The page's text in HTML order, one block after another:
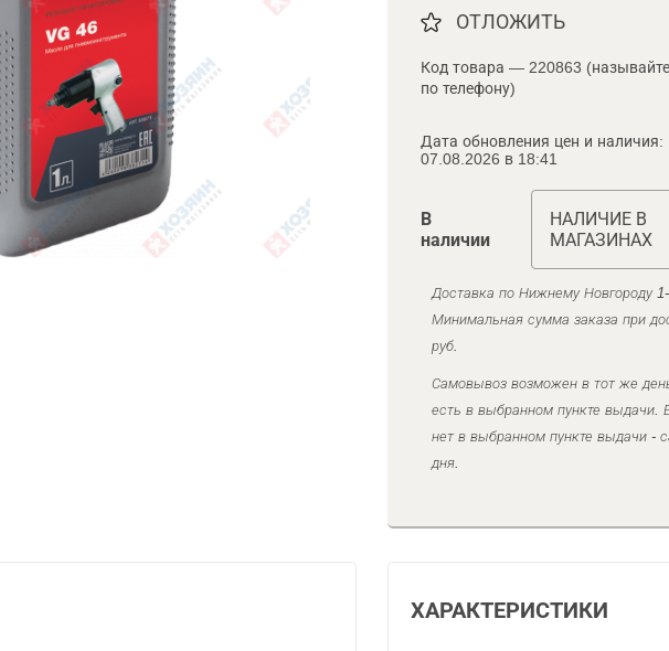
ОТЛОЖИТЬ
Код товара — 220863
по телефону)
Дата обновления цен и наличия:
07.08.2026 в 18:41
В
наличии
НАЛИЧИЕ В
МАГАЗИНАХ
Доставка по Нижнему Новгороду
Минимальная сумма заказа при
руб.
Самовывоз возможен в тот же
есть в выбранном пункте выдачи.
нет в выбранном пункте выдачи -
дня.
ХАРАКТЕРИСТИКИ